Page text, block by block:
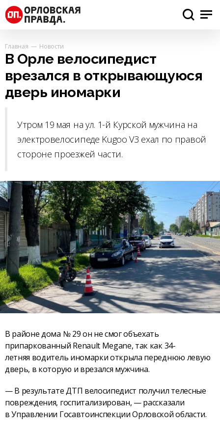
Главная Новости
В Орле велосипедист
врезался в открывающуюся
дверь иномарки
Утром 19 мая на ул. 1-й Курской мужчина на
электровелосипеде Kugoo V3 ехал по правой
стороне проезжей части.
В районе дома № 29 он не смог объехать
припаркованный Renault Megane, так как 34-
летняя водитель иномарки открыла переднюю левую
дверь, в которую и врезался мужчина.
— В результате ДТП велосипедист получил телесные
повреждения, госпитализирован, — рассказали
в Управлении Госавтоинспекции Орловской области.